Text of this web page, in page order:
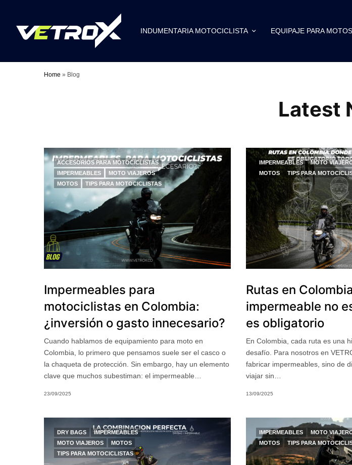
INDUMENTARIA MOTOCICLISTA EQUIPAJE PARA MOTOS
Home » Blog
Latest
ACCESORIOS PARA MOTOCICLISTAS
IMPERMEABLES
MOTO VIAJEROS
MOTOS
TIPS PARA MOTOCICLISTAS
Impermeables para
motociclistas en Colombia:
¿inversión o gasto innecesario?
Cuando hablamos de equipamiento para moto en
Colombia, lo primero que pensamos suele ser el casco o
la chaqueta de protección. Sin embargo, hay un elemento
clave que muchos subestiman: el impermeable…
23/09/2025
IMPERMEABLES
MOTO
MOTOS
TIPS PARA
Rutas en
impermeable no
es obligatorio
En Colombia, cada ruta es una
desafío. Para nosotros en
fabricar impermeables, sino de
viajar sin…
13/09/2025
DRY BAGS
IMPERMEABLES
MOTO VIAJEROS
MOTOS
TIPS PARA MOTOCICLISTAS
IMPERMEABLES
MOTO
MOTOS
TIPS PARA